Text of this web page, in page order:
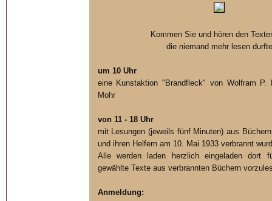
Kommen Sie und hören den
die niemand mehr lesen durfte
um 10 Uhr
eine Kunstaktion "Brandfleck" von Wolfram P.
Mohr
von 11 - 18 Uhr
mit Lesungen (jeweils fünf Minuten) aus
und ihren Helfern am 10. Mai 1933 verbrannt
Alle werden laden herzlich eingeladen dort
gewählte Texte aus verbrannten Büchern
Anmeldung: